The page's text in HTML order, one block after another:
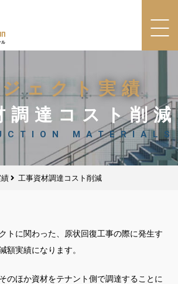
ェクト実績
調達コスト削減
MATERIALS
工事資材調達コスト削減
トに関わった、原状回復工事の際に発生す
額実績になります。
のほか資材をテナント側で調達することに